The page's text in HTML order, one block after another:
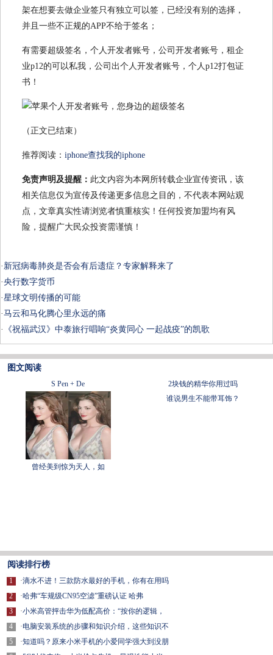
架在想要去做企业签只有独立可以签，已经没有别的选择，
并且一些不正规的APP不给于签名；
有需要超级签名，个人开发者账号，公司开发者账号，租企
业p12的可以私我，公司出个人开发者账号，个人p12打包证
书！
（正文已结束）
推荐阅读： iphone查找我的iphone
免责声明及提醒： 此文内容为本网所转载企业宣传资讯，该
相关信息仅为宣传及传递更多信息之目的，不代表本网站观
点，文章真实性请浏览者慎重核实！任何投资加盟均有风
险，提醒广大民众投资需谨慎！
· 新冠病毒肺炎是否会有后遗症？专家解释来了
·央行数字货币
·星球文明传播的可能
·马云和马化腾心里永远的痛
·
《祝福武汉》中泰旅行唱响“炎黄同心 一起战疫”的凯歌
图文阅读
S Pen + De 2块钱的精华你用过吗
曾经美到惊为天人，如
谁说男生不能带耳饰？
阅读排行榜
1
2
3
4
5
·滴水不进！三款防水最好的手机，你有在用吗
·哈弗“车规级CN95空滤”重磅认证 哈弗
·小米高管抨击华为低配高价：“按你的逻辑，
·电脑安装系统的步骤和知识介绍，这些知识不
·知道吗？原来小米手机的小爱同学强大到没朋